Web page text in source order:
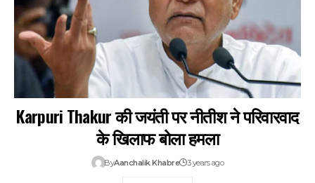
Karpuri Thakur की जयंती पर नीतीश ने परिवारवाद
के खिलाफ बोला हमला
ByAanchalik Khabre 3 years ago